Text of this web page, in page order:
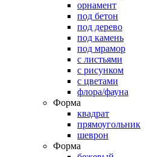
орнамент
под бетон
под дерево
под камень
под мрамор
с листьями
с рисунком
с цветами
флора/фауна
Форма
квадрат
прямоугольник
шеврон
Форма